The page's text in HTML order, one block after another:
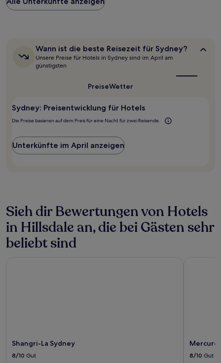
Nacht,
24 Stunden
von
2 Erwachsenen
wurde.
Preise
und
können
zusätzliche
Bedingungen
gelten.
Wann
ist
die
beste
Wann ist die beste Reisezeit für Sydney?
Unsere Preise für Hotels in Sydney sind im April am
günstigsten
PreiseWetter
Sydney: Preisentwicklung für Hotels
Die Preise basieren auf dem Preis für eine Nacht für zwei Reisende.
Unterkünfte im April anzeigen
Sieh dir Bewertungen von Hotels
in Hillsdale an, die bei Gästen sehr
beliebt sind
Shangri-La Sydney
8/10 Gut
Mercure
8/10 Gut